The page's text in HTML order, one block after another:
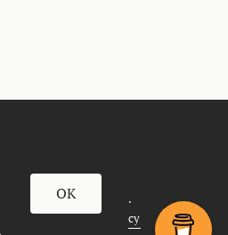
All Rights Reserved.
Æther Marketing Agency
Импресум
OK